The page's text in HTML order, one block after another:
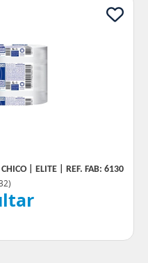
| ELITE | REF. FAB: 6130
)